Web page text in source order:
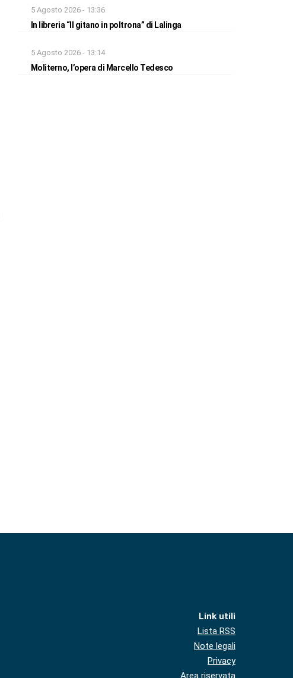
5 Agosto 2026 - 13:36
In libreria “Il gitano in poltrona” di Lalinga
5 Agosto 2026 - 13:14
Moliterno, l’opera di Marcello Tedesco
Link utili
Lista RSS
Note legali
Privacy
Area riservata